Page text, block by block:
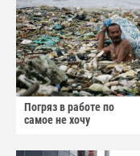
Погряз в работе по
самое не хочу